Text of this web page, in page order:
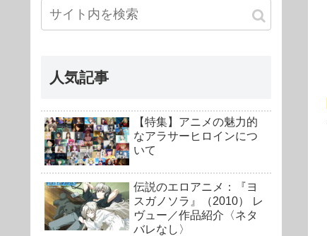
人気記事
【特集】アニメの魅力的
なアラサーヒロインにつ
いて
伝説のエロアニメ：『ヨ
スガノソラ』（2010） レ
ヴュー／作品紹介〈ネタ
バレなし〉